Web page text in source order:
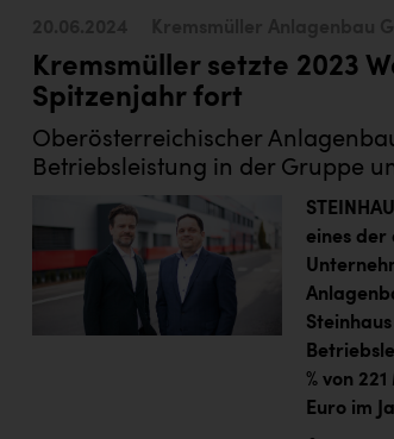
Kremsmüller setzte 2023
Spitzenjahr fort
Oberösterreichischer
Betriebsleistung in der Gruppe
eines der
% von
Euro im